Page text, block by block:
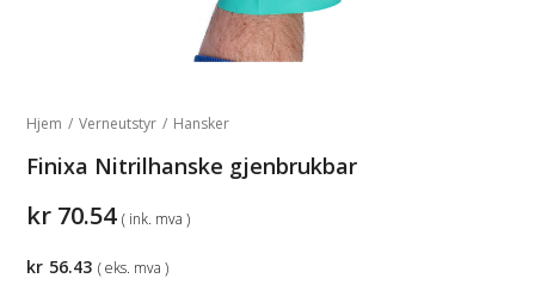
Hjem / Verneutstyr / Hansker
Finixa Nitrilhanske gjenbrukbar
kr 70.54 ( ink. mva )
kr 56.43 ( eks. mva )